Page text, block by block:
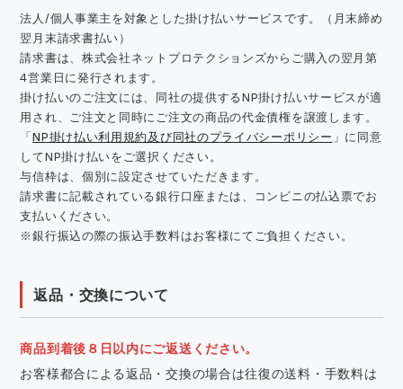
法人/個人事業主を対象とした掛け払いサービスです。（月末締め
翌月末請求書払い）
請求書は、株式会社ネットプロテクションズからご購入の翌月第
4営業日に発行されます。
掛け払いのご注文には、同社の提供するNP掛け払いサービスが適
用され、ご注文と同時にご注文の商品の代金債権を譲渡します。
「NP掛け払い利用規約及び同社のプライバシーポリシー 」に同意
してNP掛け払いをご選択ください。
与信枠は、個別に設定させていただきます。
請求書に記載されている銀行口座または、コンビニの払込票でお
支払いください。
※銀行振込の際の振込手数料はお客様にてご負担ください。
返品・交換について
商品到着後８日以内にご返送ください。
お客様都合による返品・交換の場合は往復の送料・手数料は